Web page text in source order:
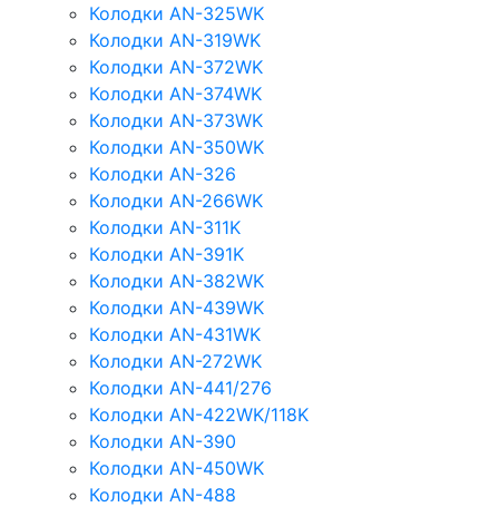
Колодки AN-325WK
Колодки AN-319WK
Колодки AN-372WK
Колодки AN-374WK
Колодки AN-373WK
Колодки AN-350WK
Колодки AN-326
Колодки AN-266WK
Колодки AN-311K
Колодки AN-391K
Колодки AN-382WK
Колодки AN-439WK
Колодки AN-431WK
Колодки AN-272WK
Колодки AN-441/276
Колодки AN-422WK/118K
Колодки AN-390
Колодки AN-450WK
Колодки AN-488